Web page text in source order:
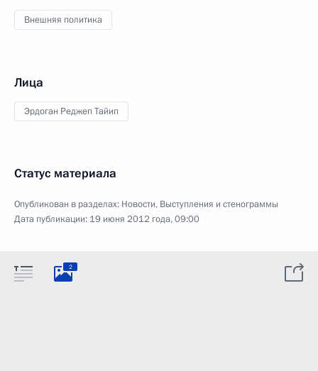
Внешняя политика
Лица
Эрдоган Реджеп Тайип
Статус материала
Опубликован в разделах: Новости, Выступления и стенограммы
Дата публикации: 19 июня 2012 года, 09:00
2